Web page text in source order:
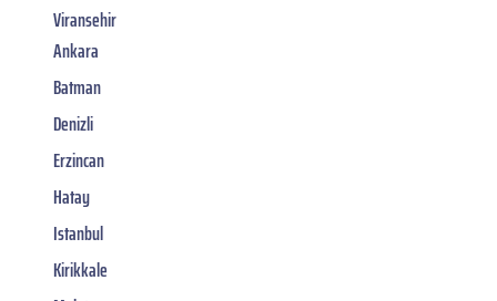
Viransehir
Ankara
Batman
Denizli
Erzincan
Hatay
Istanbul
Kirikkale